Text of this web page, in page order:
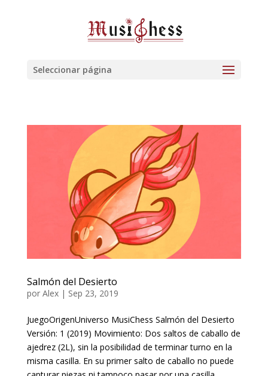
Seleccionar página
Salmón del Desierto
por Alex| Sep 23, 2019
JuegoOrigenUniverso MusiChess Salmón del Desierto
Versión: 1 (2019) Movimiento: Dos saltos de caballo de
ajedrez (2L), sin la posibilidad de terminar turno en la
misma casilla. En su primer salto de caballo no puede